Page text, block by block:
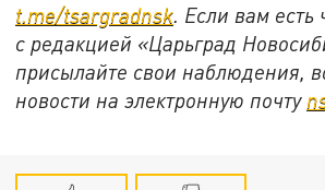
t.me/tsargradnsk. Если вам есть
с редакцией «Царьград
присылайте свои наблюдения,
новости на электронную почту